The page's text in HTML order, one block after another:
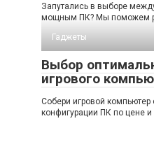
Запутались в выборе
мощным ПК? Мы поможем
Гаджеты
Выбор
игрового
Собери игровой
конфигурации ПК по цене и